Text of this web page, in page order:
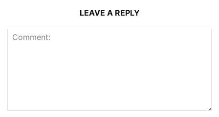
LEAVE A REPLY